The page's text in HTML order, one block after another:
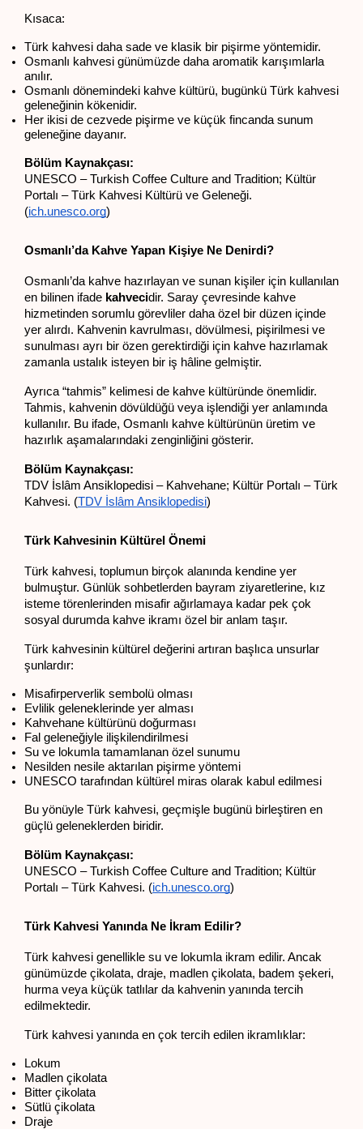
Kısaca:
Türk kahvesi daha sade ve klasik bir pişirme yöntemidir.
Osmanlı kahvesi günümüzde daha aromatik karışımlarla
anılır.
Osmanlı dönemindeki kahve kültürü, bugünkü Türk kahvesi
geleneğinin kökenidir.
Her ikisi de cezvede pişirme ve küçük fincanda sunum
geleneğine dayanır.
Bölüm Kaynakçası:
UNESCO – Turkish Coffee Culture and Tradition; Kültür
Portalı – Türk Kahvesi Kültürü ve Geleneği.
(ich.unesco.org)
Osmanlı’da Kahve Yapan Kişiye Ne Denirdi?
Osmanlı’da kahve hazırlayan ve sunan kişiler için kullanılan
en bilinen ifade kahvecidir. Saray çevresinde kahve
hizmetinden sorumlu görevliler daha özel bir düzen içinde
yer alırdı. Kahvenin kavrulması, dövülmesi, pişirilmesi ve
sunulması ayrı bir özen gerektirdiği için kahve hazırlamak
zamanla ustalık isteyen bir iş hâline gelmiştir.
Ayrıca “tahmis” kelimesi de kahve kültüründe önemlidir.
Tahmis, kahvenin dövüldüğü veya işlendiği yer anlamında
kullanılır. Bu ifade, Osmanlı kahve kültürünün üretim ve
hazırlık aşamalarındaki zenginliğini gösterir.
Bölüm Kaynakçası:
TDV İslâm Ansiklopedisi – Kahvehane; Kültür Portalı – Türk
Kahvesi. (TDV İslâm Ansiklopedisi)
Türk Kahvesinin Kültürel Önemi
Türk kahvesi, toplumun birçok alanında kendine yer
bulmuştur. Günlük sohbetlerden bayram ziyaretlerine, kız
isteme törenlerinden misafir ağırlamaya kadar pek çok
sosyal durumda kahve ikramı özel bir anlam taşır.
Türk kahvesinin kültürel değerini artıran başlıca unsurlar
şunlardır:
Misafirperverlik sembolü olması
Evlilik geleneklerinde yer alması
Kahvehane kültürünü doğurması
Fal geleneğiyle ilişkilendirilmesi
Su ve lokumla tamamlanan özel sunumu
Nesilden nesile aktarılan pişirme yöntemi
UNESCO tarafından kültürel miras olarak kabul edilmesi
Bu yönüyle Türk kahvesi, geçmişle bugünü birleştiren en
güçlü geleneklerden biridir.
Bölüm Kaynakçası:
UNESCO – Turkish Coffee Culture and Tradition; Kültür
Portalı – Türk Kahvesi. (ich.unesco.org)
Türk Kahvesi Yanında Ne İkram Edilir?
Türk kahvesi genellikle su ve lokumla ikram edilir. Ancak
günümüzde çikolata, draje, madlen çikolata, badem şekeri,
hurma veya küçük tatlılar da kahvenin yanında tercih
edilmektedir.
Türk kahvesi yanında en çok tercih edilen ikramlıklar:
Lokum
Madlen çikolata
Bitter çikolata
Sütlü çikolata
Draje